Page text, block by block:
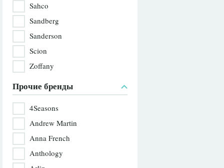
Sahco
Sandberg
Sanderson
Scion
Zoffany
Прочие бренды
4Seasons
Andrew Martin
Anna French
Anthology